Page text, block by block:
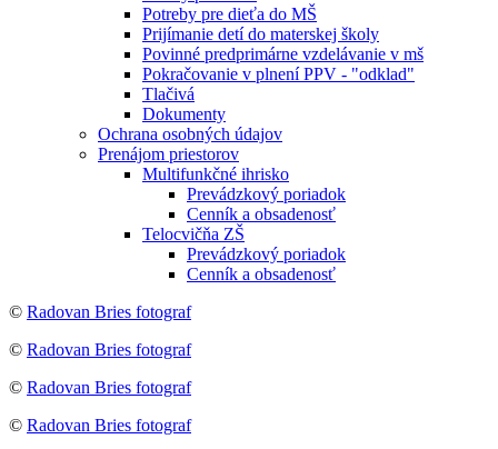
Potreby pre dieťa do MŠ
Prijímanie detí do materskej školy
Povinné predprimárne vzdelávanie v mš
Pokračovanie v plnení PPV - "odklad"
Tlačivá
Dokumenty
Ochrana osobných údajov
Prenájom priestorov
Multifunkčné ihrisko
Prevádzkový poriadok
Cenník a obsadenosť
Telocvičňa ZŠ
Prevádzkový poriadok
Cenník a obsadenosť
© Radovan Bries fotograf
© Radovan Bries fotograf
© Radovan Bries fotograf
© Radovan Bries fotograf